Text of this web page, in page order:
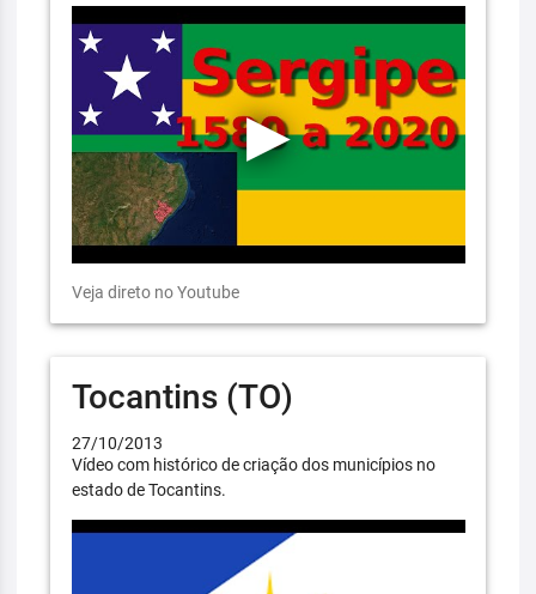
Veja direto no Youtube
Tocantins (TO)
27/10/2013
Vídeo com histórico de criação dos municípios no
estado de Tocantins.